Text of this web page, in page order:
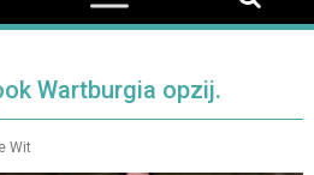
Wartburgia opzij.
Wit